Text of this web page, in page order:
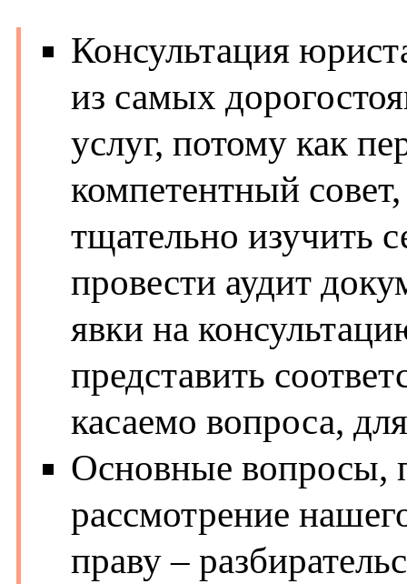
Консультация
из самых
услуг, потому как
компетентный
тщательно изучить
провести аудит
явки на
представить
касаемо вопроса,
Основные вопросы,
рассмотрение
праву –